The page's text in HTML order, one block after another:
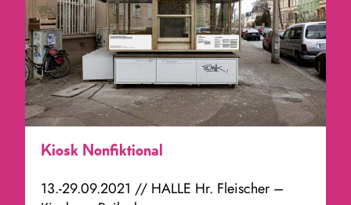
Kiosk Nonfiktional
13.-29.09.2021 // HALLE Hr. Fleischer –